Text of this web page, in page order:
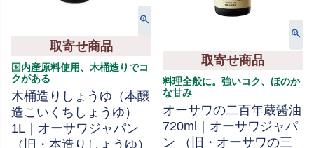
取寄せ商品
国内産原料使用、木桶造りでコ
クがある
木桶造りしょうゆ（本醸
造こいくちしょうゆ）
1L｜オーサワジャパン
（旧・本造りしょうゆ）
取寄せ商品
料理全般に。強いコク、ほのか
な甘み
オーサワの二百年蔵醤油
720ml｜オーサワジャパ
ン （旧・オーサワの三